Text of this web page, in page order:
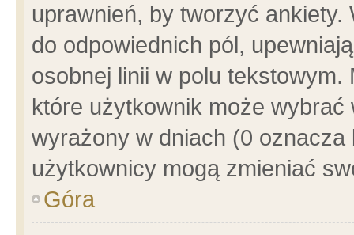
uprawnień, by tworzyć ankiety.
do odpowiednich pól,
osobnej linii w polu
które użytkownik może
wyrażony w dniach (0
użytkownicy mogą zmieniać
Góra